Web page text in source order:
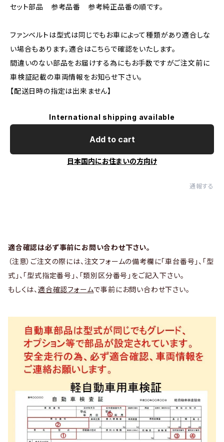
セット部品 参考品番 参考純正品番の順です。
ファンベルトは型式は同じでもお車によって種類があり適合しな
い場合もあります。適合はこちらで確認をいたします。
間違いのない部品をお届けする為にもお手数ですがご注文前に
車検証記載の車両情報をお知らせ下さい。
【配送日時の指定は出来ません】
International shipping available
Add to cart
日本国内にお住まいの方向け
通報する
適合確認は必ず事前にお問い合わせ下さい。
（注意）ご注文の際には、注文フォームの備考欄に「車台番号」、「型
式」、「型式指定番号」、「類別区分番号」をご記入下さい。
もしくは、 適合確認フォームで事前にお問い合わせ下さい。